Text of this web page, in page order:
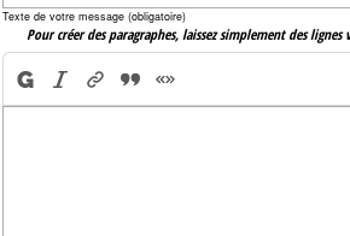
Texte de votre message (obligatoire)
Pour créer des paragraphes, laissez simplement des lignes